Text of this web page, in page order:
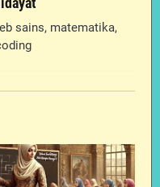
sains, matematika,